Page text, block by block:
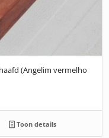
(Angelim vermelho
Toon details